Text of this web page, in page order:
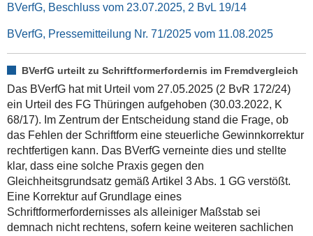
BVerfG, Beschluss vom 23.07.2025, 2 BvL 19/14
BVerfG, Pressemitteilung Nr. 71/2025 vom 11.08.2025
BVerfG urteilt zu Schriftformerfordernis im Fremdvergleich
Das BVerfG hat mit Urteil vom 27.05.2025 (2 BvR 172/24)
ein Urteil des FG Thüringen aufgehoben (30.03.2022, K
68/17). Im Zentrum der Entscheidung stand die Frage, ob
das Fehlen der Schriftform eine steuerliche Gewinnkorrektur
rechtfertigen kann. Das BVerfG verneinte dies und stellte
klar, dass eine solche Pr​​axis gegen den
Gleichheitsgrundsatz gemäß Artikel 3 Abs. 1 GG verstößt.
Eine Korrektur auf Grundlage eines
Schriftformerfordernisses als alleiniger Maßstab sei
demnach nicht rechtens, sofern keine weiteren sachlichen